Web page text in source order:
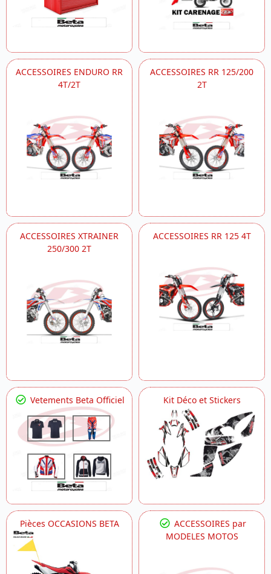
ACCESSOIRES ENDURO RR
4T/2T
ACCESSOIRES RR 125/200
2T
ACCESSOIRES XTRAINER
250/300 2T
ACCESSOIRES RR 125 4T
Vetements Beta Officiel Kit Déco et Stickers
Pièces OCCASIONS BETA
ACCESSOIRES par
MODELES MOTOS